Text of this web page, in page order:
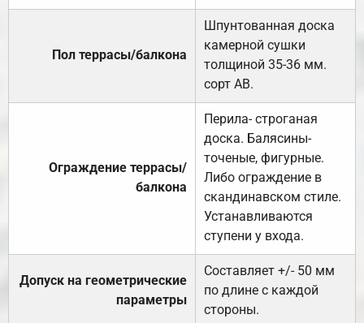
Пол террасы/балкона
Шпунтованная доска
камерной сушки
толщиной 35-36 мм.
сорт АВ.
Ограждение террасы/
балкона
Перила- строганая
доска. Балясины-
точеные, фигурные.
Либо ограждение в
скандинавском стиле.
Устанавливаются
ступени у входа.
Допуск на геометрические
параметры
Составляет +/- 50 мм
по длине с каждой
стороны.